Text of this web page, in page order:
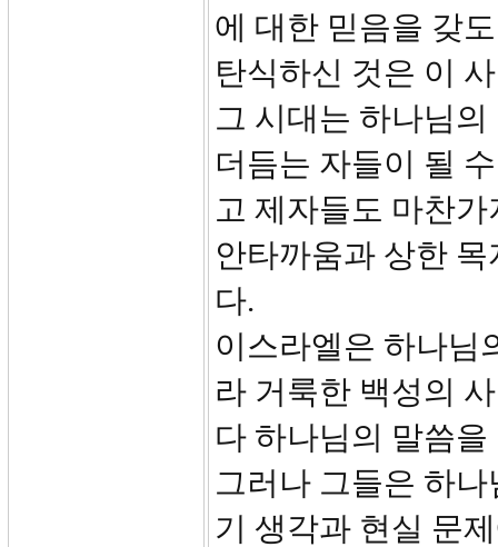
에 대한 믿음을 갖
탄식하신 것은 이
그 시대는 하나님
더듬는 자들이 될
고 제자들도 마찬
안타까움과 상한
다.
이스라엘은 하나님
라 거룩한 백성의
다 하나님의 말씀
그러나 그들은 하
기 생각과 현실 문